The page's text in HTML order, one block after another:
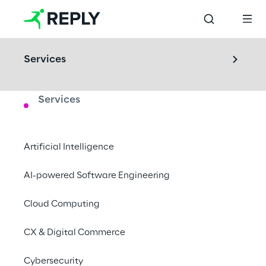
Services
Services
Artificial Intelligence
AI-powered Software Engineering
Cloud Computing
CX & Digital Commerce
Cybersecurity
Visite nosso centro de IoT e descubra como
interconectada mais indicada para o seu